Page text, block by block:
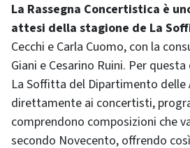
La Rassegna Concertistica è
attesi della stagione de La
Cecchi e Carla Cuomo, con la
Giani e Cesarino Ruini. Per
La Soffitta del Dipartimento
direttamente ai concertisti,
comprendono composizioni che
secondo Novecento, offrendo